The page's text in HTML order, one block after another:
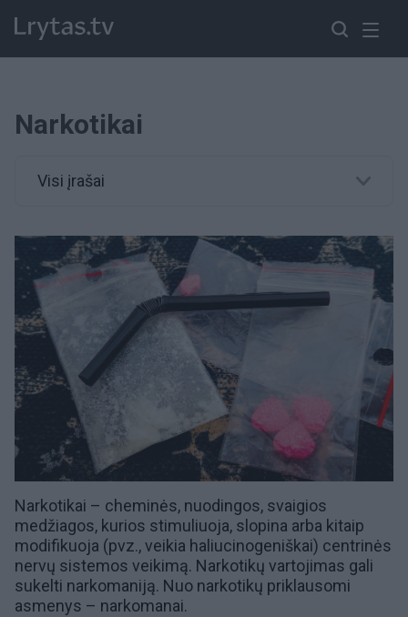
Narkotikai
Visi įrašai
Narkotikai – cheminės, nuodingos, svaigios
medžiagos, kurios stimuliuoja, slopina arba kitaip
modifikuoja (pvz., veikia haliucinogeniškai) centrinės
nervų sistemos veikimą. Narkotikų vartojimas gali
sukelti narkomaniją. Nuo narkotikų priklausomi
asmenys – narkomanai.